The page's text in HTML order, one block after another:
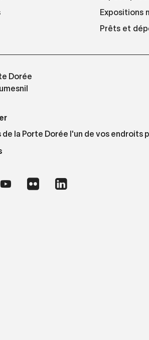
Expositions
Prêts et
Dorée
de la Porte Dorée l'un de vos endroits